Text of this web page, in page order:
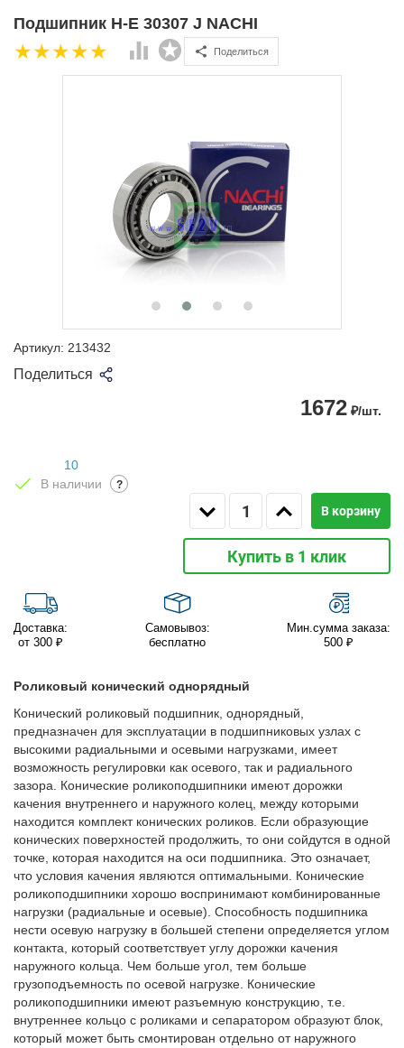
Подшипник H-E 30307 J NACHI
Поделиться
Артикул: 213432
Поделиться
1672 ₽/шт.
10
В наличии
?
В корзину
Купить в 1 клик
Доставка:
от 300 ₽
Самовывоз:
бесплатно
Мин.сумма заказа:
500 ₽
Роликовый конический однорядный
Конический роликовый подшипник, однорядный,
предназначен для эксплуатации в подшипниковых узлах с
высокими радиальными и осевыми нагрузками, имеет
возможность регулировки как осевого, так и радиального
зазора. Конические роликоподшипники имеют дорожки
качения внутреннего и наружного колец, между которыми
находится комплект конических роликов. Если образующие
конических поверхностей продолжить, то они сойдутся в одной
точке, которая находится на оси подшипника. Это означает,
что условия качения являются оптимальными. Конические
роликоподшипники хорошо воспринимают комбинированные
нагрузки (радиальные и осевые). Способность подшипника
нести осевую нагрузку в большей степени определяется углом
контакта, который соответствует углу дорожки качения
наружного кольца. Чем больше угол, тем больше
грузоподъемность по осевой нагрузке. Конические
роликоподшипники имеют разъемную конструкцию, т.е.
внутреннее кольцо с роликами и сепаратором образуют блок,
который может быть смонтирован отдельно от наружного